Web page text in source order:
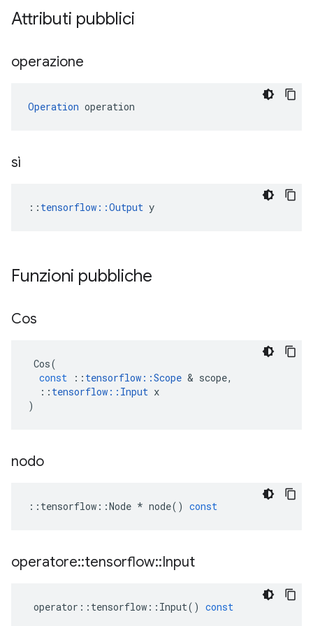
Attributi pubblici
operazione
Operation operation
sì
:: tensorflow::Output y
Funzioni pubbliche
Cos
Cos(
const
:: tensorflow ::Scope & scope,
:: tensorflow :: Input x
)
nodo
:: tensorflow ::Node * node() const
operatore::tensorflow::Input
operator :: tensorflow :: Input() const